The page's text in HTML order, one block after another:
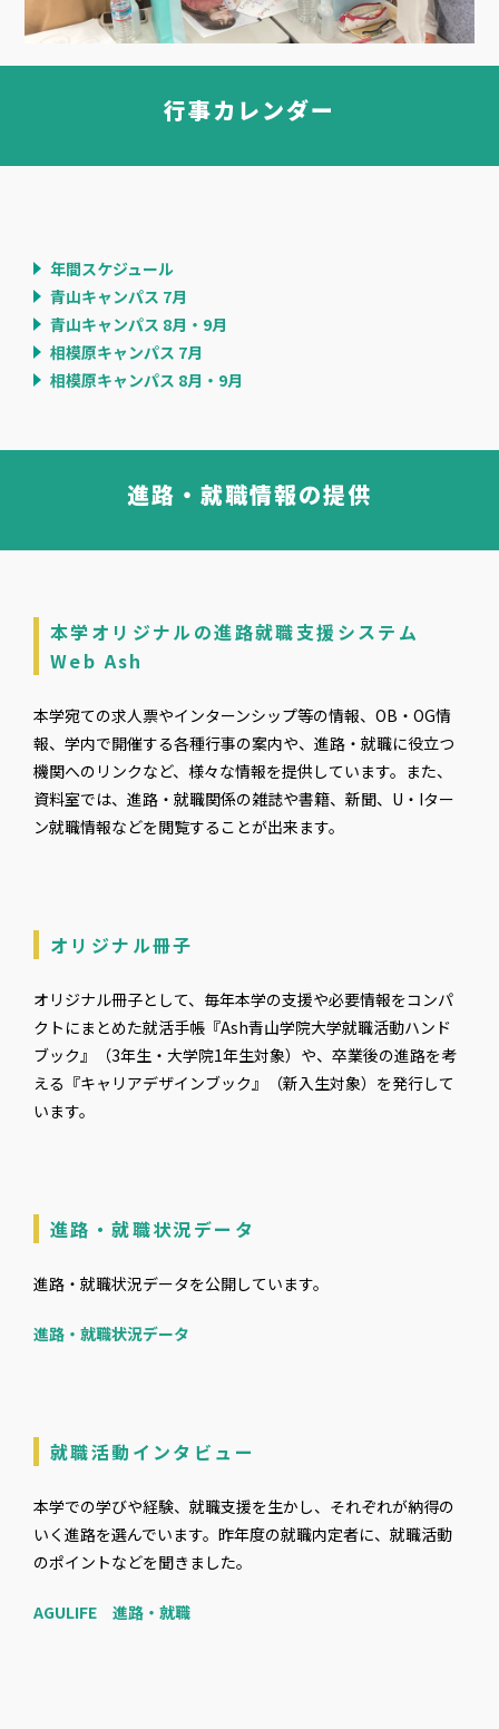
行事カレンダー
年間スケジュール
青山キャンパス 7月
青山キャンパス 8月・9月
相模原キャンパス 7月
相模原キャンパス 8月・9月
進路・就職情報の提供
本学オリジナルの進路就職支援システム
Web Ash
本学宛ての求人票やインターンシップ等の情報、OB・OG情
報、学内で開催する各種行事の案内や、進路・就職に役立つ
機関へのリンクなど、様々な情報を提供しています。また、
資料室では、進路・就職関係の雑誌や書籍、新聞、U・Iター
ン就職情報などを閲覧することが出来ます。
オリジナル冊子
オリジナル冊子として、毎年本学の支援や必要情報をコンパ
クトにまとめた就活手帳『Ash青山学院大学就職活動ハンド
ブック』（3年生・大学院1年生対象）や、卒業後の進路を考
える『キャリアデザインブック』（新入生対象）を発行して
います。
進路・就職状況データ
進路・就職状況データを公開しています。
進路・就職状況データ
就職活動インタビュー
本学での学びや経験、就職支援を生かし、それぞれが納得の
いく進路を選んでいます。昨年度の就職内定者に、就職活動
のポイントなどを聞きました。
AGULIFE 進路・就職